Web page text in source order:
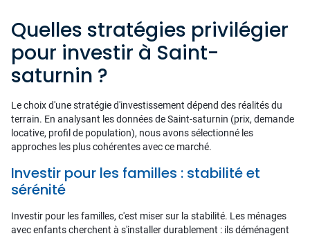
Quelles stratégies privilégier
pour investir à Saint-
saturnin ?
Le choix d'une stratégie d'investissement dépend des réalités du
terrain. En analysant les données de Saint-saturnin (prix, demande
locative, profil de population), nous avons sélectionné les
approches les plus cohérentes avec ce marché.
Investir pour les familles : stabilité et
sérénité
Investir pour les familles, c'est miser sur la stabilité. Les ménages
avec enfants cherchent à s'installer durablement : ils déménagent